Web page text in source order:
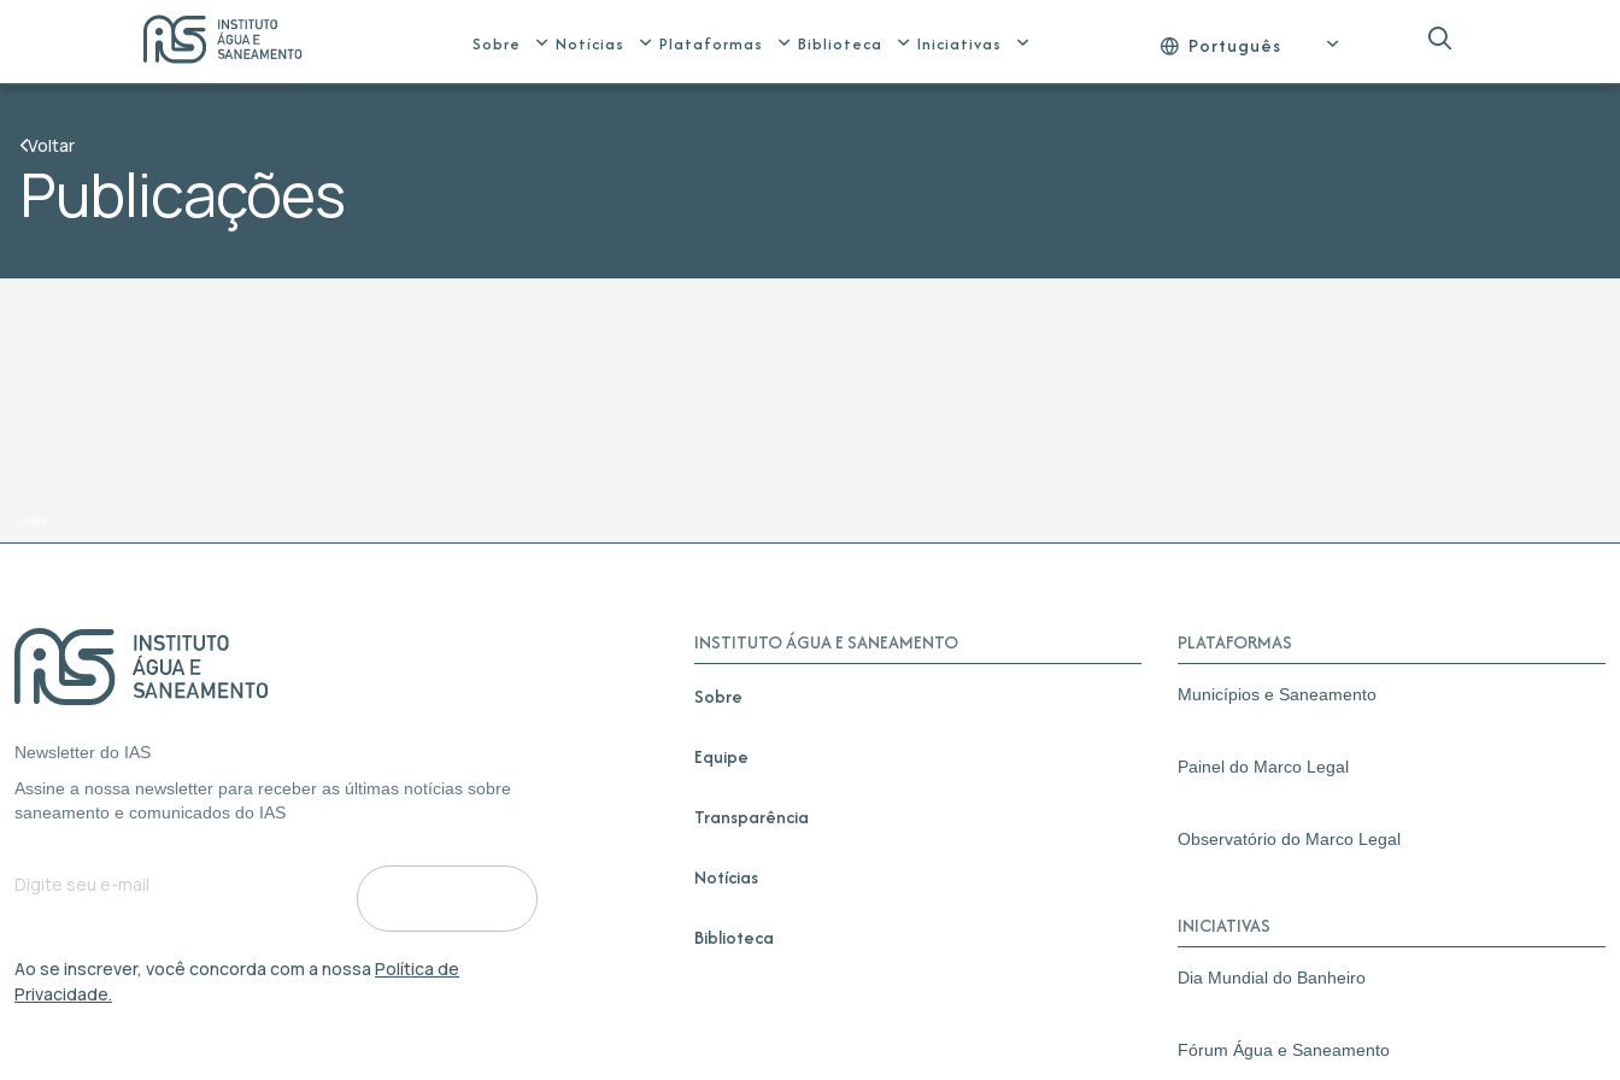
Sobre Notícias Plataformas Biblioteca Iniciativas Português
Voltar
Publicações
Newsletter do IAS
Assine a nossa newsletter para receber as últimas notícias sobre
saneamento e comunicados do IAS
Ao se inscrever, você concorda com a nossa Política de
Privacidade.
INSTITUTO ÁGUA E SANEAMENTO
Sobre
Equipe
Transparência
Notícias
Biblioteca
PLATAFORMAS
Municípios e Saneamento
Painel do Marco Legal
Observatório do Marco Legal
INICIATIVAS
Dia Mundial do Banheiro
Fórum Água e Saneamento